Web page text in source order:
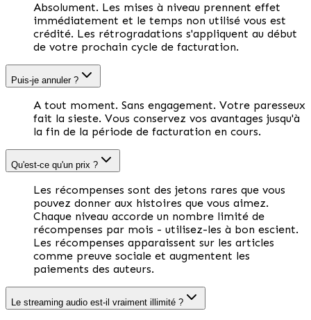
Absolument. Les mises à niveau prennent effet
immédiatement et le temps non utilisé vous est
crédité. Les rétrogradations s'appliquent au début
de votre prochain cycle de facturation.
Puis-je annuler ?
A tout moment. Sans engagement. Votre paresseux
fait la sieste. Vous conservez vos avantages jusqu'à
la fin de la période de facturation en cours.
Qu'est-ce qu'un prix ?
Les récompenses sont des jetons rares que vous
pouvez donner aux histoires que vous aimez.
Chaque niveau accorde un nombre limité de
récompenses par mois - utilisez-les à bon escient.
Les récompenses apparaissent sur les articles
comme preuve sociale et augmentent les
paiements des auteurs.
Le streaming audio est-il vraiment illimité ?